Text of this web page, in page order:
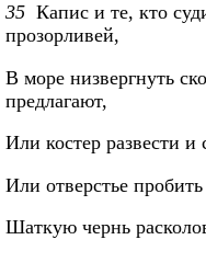
35 Капис и те, кто
прозорливей,
В море низвергнуть
предлагают,
Или костер развести и
Или отверстье
Шаткую чернь